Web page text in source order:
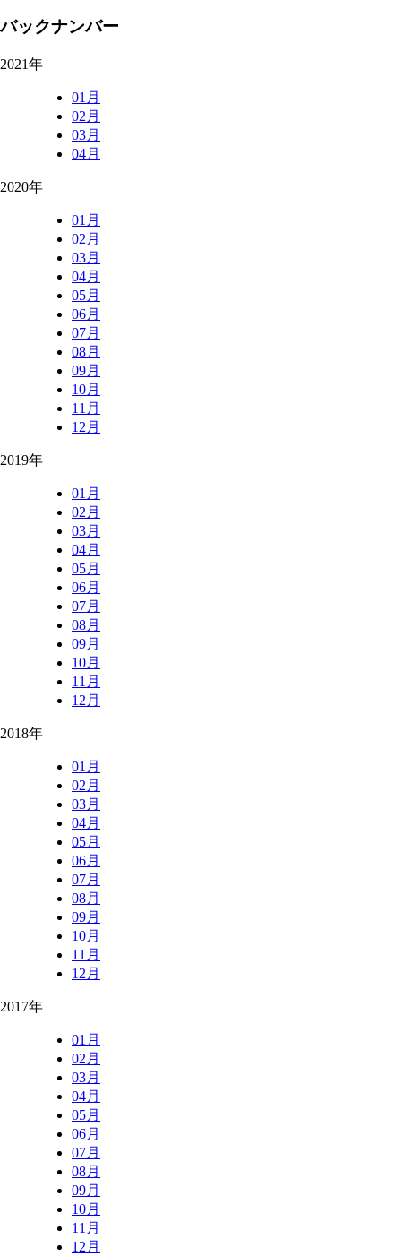
バックナンバー
2021年
01月
02月
03月
04月
2020年
01月
02月
03月
04月
05月
06月
07月
08月
09月
10月
11月
12月
2019年
01月
02月
03月
04月
05月
06月
07月
08月
09月
10月
11月
12月
2018年
01月
02月
03月
04月
05月
06月
07月
08月
09月
10月
11月
12月
2017年
01月
02月
03月
04月
05月
06月
07月
08月
09月
10月
11月
12月